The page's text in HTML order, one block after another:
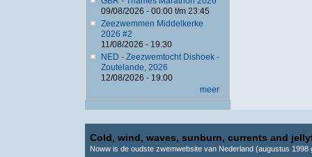
09/08/2026 - 00:00t/m 23:45
Zeezwemmen Middelkerke
2026 #2
11/08/2026 - 19:30
NED - Zeezwemtocht Dishoek -
Zoutelande, 2026
12/08/2026 - 19:00
meer
Cold, wind, waves, sunburn, currents and
Noww is de oudste zwemwebsite van Nederland (augustus 1998